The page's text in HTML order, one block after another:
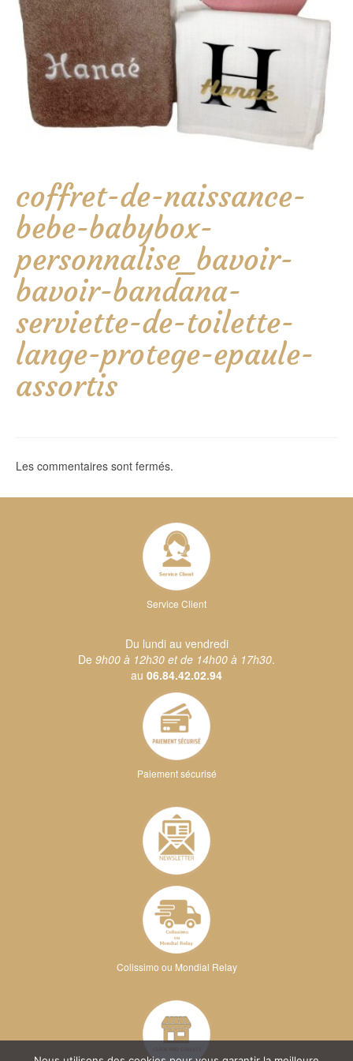
coffret-de-naissance-
bebe-babybox-
personnalise_bavoir-
bavoir-bandana-
serviette-de-toilette-
lange-protege-epaule-
assortis
Les commentaires sont fermés.
Service Client
Du lundi au vendredi
De 9h00 à 12h30 et de 14h00 à 17h30.
au 06.84.42.02.94
Paiement sécurisé
Colissimo ou Mondial Relay